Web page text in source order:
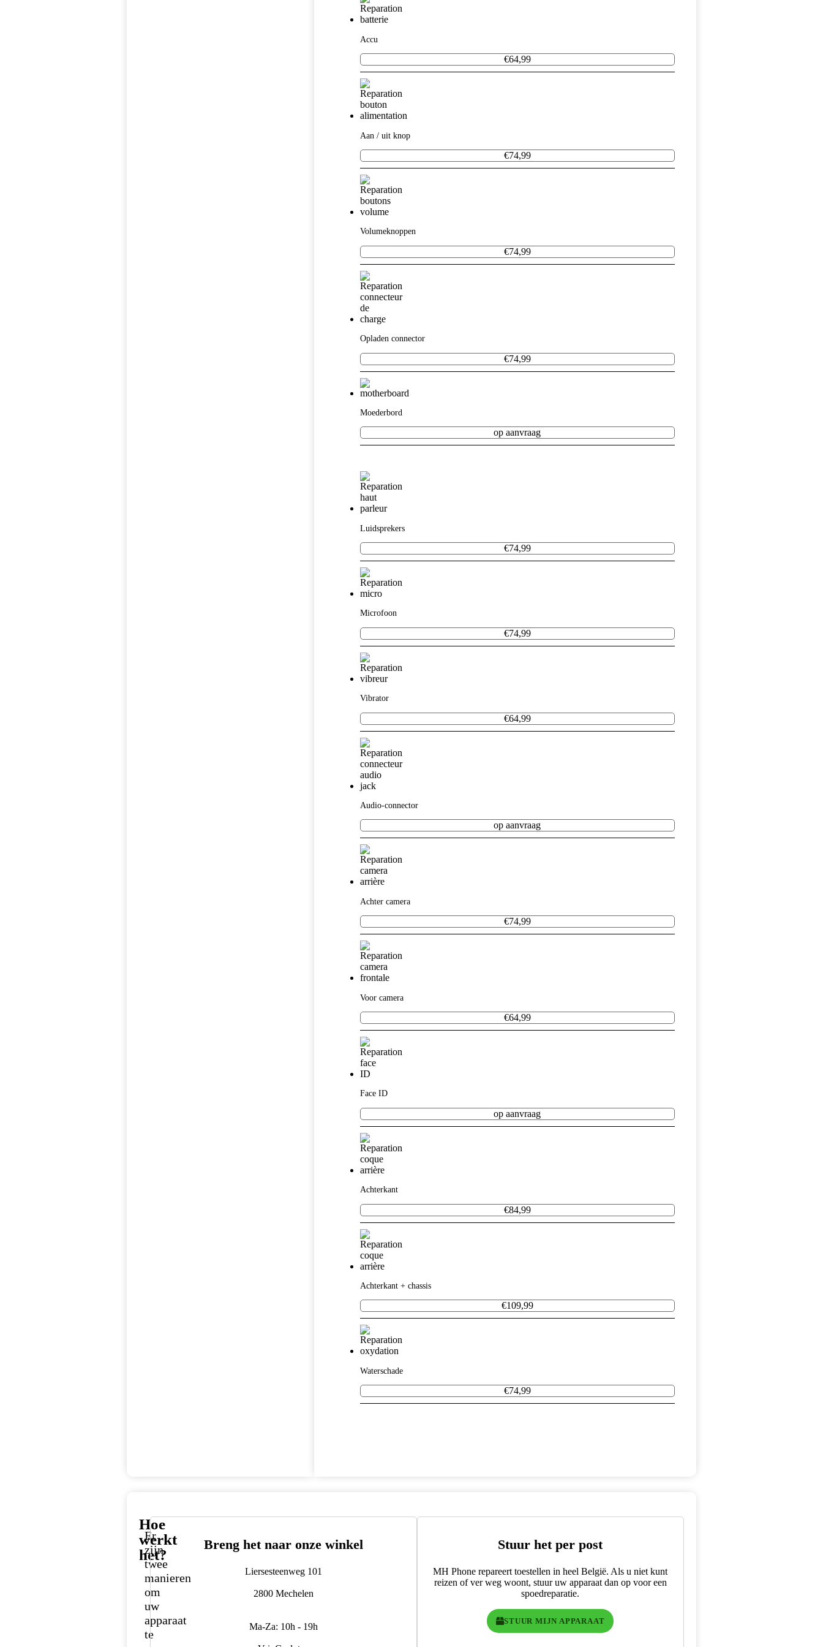
Accu
€64,99
Aan / uit knop
€74,99
Volumeknoppen
€74,99
Opladen connector
€74,99
Moederbord
op aanvraag
Luidsprekers
€74,99
Microfoon
€74,99
Vibrator
€64,99
Audio-connector
op aanvraag
Achter camera
€74,99
Voor camera
€64,99
Face ID
op aanvraag
Achterkant
€84,99
Achterkant + chassis
€109,99
Waterschade
€74,99
Hoe
werkt
het?
Er
zijn
twee
manieren
om
uw
apparaat
te
Breng het naar onze winkel
Liersesteenweg 101
2800 Mechelen
Ma-Za: 10h - 19h
Stuur het per post
MH Phone repareert toestellen in heel België. Als u niet kunt
reizen of ver weg woont, stuur uw apparaat dan op voor een
spoedreparatie.
STUUR MIJN APPARAAT